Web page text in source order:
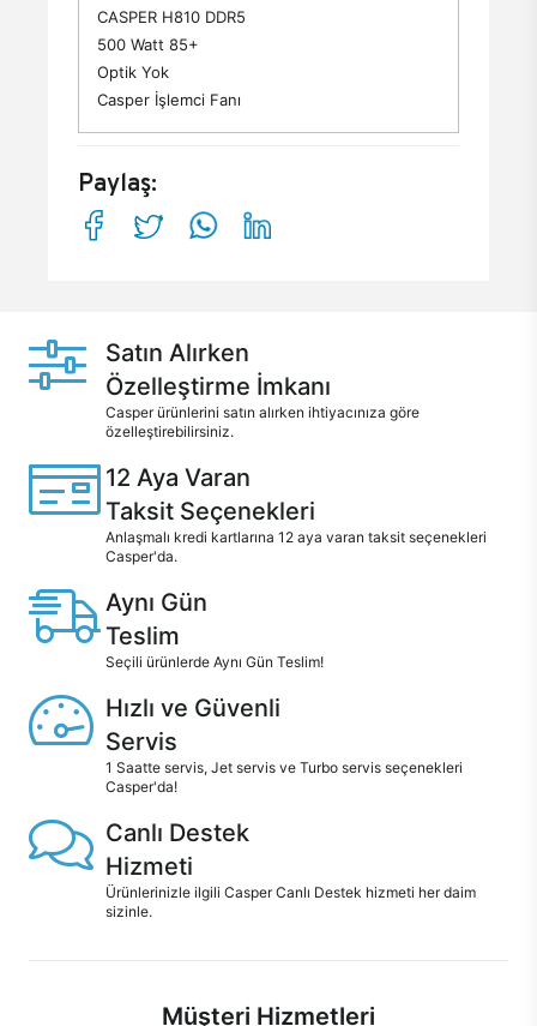
CASPER H810 DDR5
500 Watt 85+
Optik Yok
Casper İşlemci Fanı
Paylaş:
Satın Alırken
Özelleştirme İmkanı
Casper ürünlerini satın alırken ihtiyacınıza göre
özelleştirebilirsiniz.
12 Aya Varan
Taksit Seçenekleri
Anlaşmalı kredi kartlarına 12 aya varan taksit seçenekleri
Casper'da.
Aynı Gün
Teslim
Seçili ürünlerde Aynı Gün Teslim!
Hızlı ve Güvenli
Servis
1 Saatte servis, Jet servis ve Turbo servis seçenekleri
Casper'da!
Canlı Destek
Hizmeti
Ürünlerinizle ilgili Casper Canlı Destek hizmeti her daim
sizinle.
Müşteri Hizmetleri